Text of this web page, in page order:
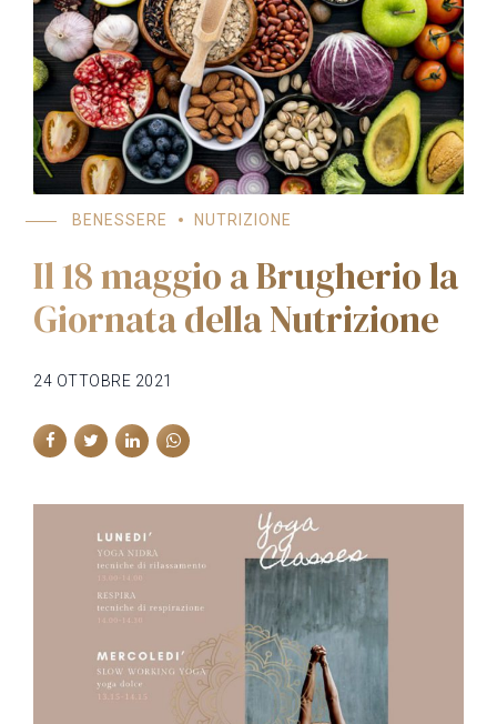
BENESSERE NUTRIZIONE
Il 18 maggio a Brugherio la
Giornata della Nutrizione
24 OTTOBRE 2021